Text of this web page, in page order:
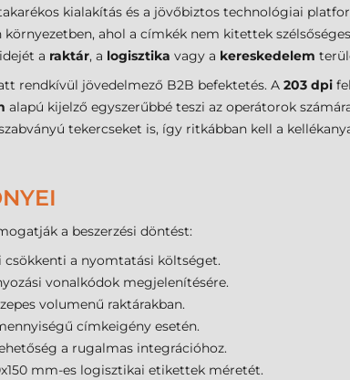
kialakítás és a jövőbiztos technológiai
ahol a címkék nem kitettek
a raktár, a logisztika vagy a kereskedelem
rendkívül jövedelmező B2B befektetés. A 203 dpi
alapú kijelző egyszerűbbé teszi az operátorok
tekercseket is, így ritkábban kell a
a beszerzési döntést:
csökkenti a nyomtatási költséget.
vonalkódok megjelenítésére.
volumenű raktárakban.
címkeigény esetén.
a rugalmas integrációhoz.
mm-es logisztikai etikettek méretét.